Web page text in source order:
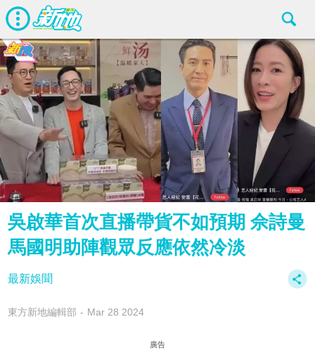
吳啟華首次直播帶貨不如預期 佘詩曼
馬國明助陣觀眾反應依然冷淡
最新娛聞
東方新地編輯部 Mar 28 2024
廣告